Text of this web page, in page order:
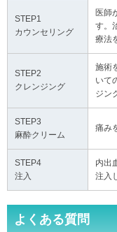
STEP1
カウンセリング
医師
す。
療法
STEP2
クレンジング
施術
いて
ジン
STEP3
麻酔クリーム
痛み
STEP4
注入
内出
注入
よくある質問